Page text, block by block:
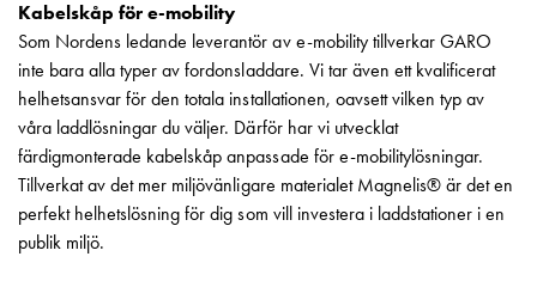
Kabelskåp för e-mobility
Som Nordens ledande leverantör av e-mobility tillverkar GARO
inte bara alla typer av fordonsladdare. Vi tar även ett kvalificerat
helhetsansvar för den totala installationen, oavsett vilken typ av
våra laddlösningar du väljer. Därför har vi utvecklat
färdigmonterade kabelskåp anpassade för e-mobilitylösningar.
Tillverkat av det mer miljövänligare materialet Magnelis® är det en
perfekt helhetslösning för dig som vill investera i laddstationer i en
publik miljö.